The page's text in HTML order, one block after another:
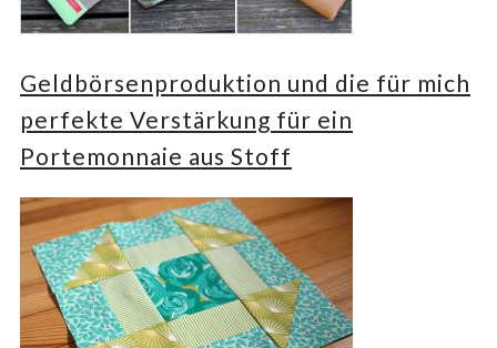
Geldbörsenproduktion und die für mich
perfekte Verstärkung für ein
Portemonnaie aus Stoff